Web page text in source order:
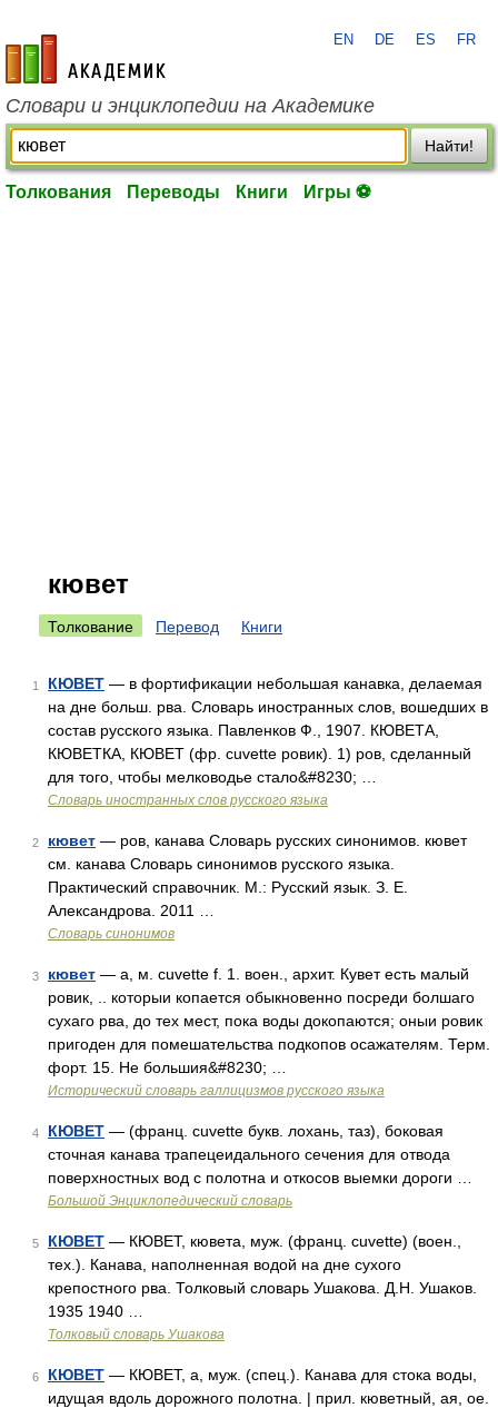
academic.ru
EN DE ES FR
Словари и энциклопедии на Академике
Найти!
Толкования Переводы Книги Игры ⚽
кювет
Толкование Перевод Книги
1 КЮВЕТ — в фортификации небольшая канавка, делаемая
на дне больш. рва. Словарь иностранных слов, вошедших в
состав русского языка. Павленков Ф., 1907. КЮВЕТА,
КЮВЕТКА, КЮВЕТ (фр. cuvette ровик). 1) ров, сделанный
для того, чтобы мелководье стало&#8230; …
Словарь иностранных слов русского языка
2 кювет — ров, канава Словарь русских синонимов. кювет
см. канава Словарь синонимов русского языка.
Практический справочник. М.: Русский язык. З. Е.
Александрова. 2011 …
Словарь синонимов
3 кювет — а, м. cuvette f. 1. воен., архит. Кувет есть малый
ровик, .. которыи копается обыкновенно посреди болшаго
сухаго рва, до тех мест, пока воды докопаются; оныи ровик
пригоден для помешательства подкопов осажателям. Терм.
форт. 15. Не большия&#8230; …
Исторический словарь галлицизмов русского языка
4 КЮВЕТ — (франц. cuvette букв. лохань, таз), боковая
сточная канава трапецеидального сечения для отвода
поверхностных вод с полотна и откосов выемки дороги …
Большой Энциклопедический словарь
5 КЮВЕТ — КЮВЕТ, кювета, муж. (франц. cuvette) (воен.,
тех.). Канава, наполненная водой на дне сухого
крепостного рва. Толковый словарь Ушакова. Д.Н. Ушаков.
1935 1940 …
Толковый словарь Ушакова
6 КЮВЕТ — КЮВЕТ, а, муж. (спец.). Канава для стока воды,
идущая вдоль дорожного полотна. | прил. кюветный, ая, ое.